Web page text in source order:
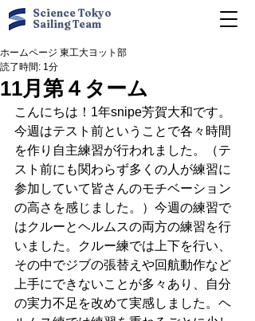
Science Tokyo
Sailing Team
11月第４ターム
ホームページ 東工大ヨット部
読了時間: 1分
こんにちは！1年snipe芳賀大和です。
今週はテスト前ということで各々時間
を作り自主練習が行われました。（テ
スト前にも関わらず多くの人が練習に
参加していて皆さんのモチベーション
の高さを感じました。）今週の練習で
はクルーとヘルムスの両方の練習を行
いました。クルー練では上下を行い、
その中でジブの張替えや回航動作など
上手にできないことが多々あり、自分
の実力不足を改めて実感しました。ヘ